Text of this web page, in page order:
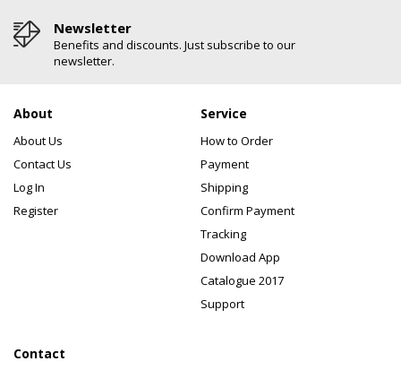
Newsletter
Benefits and discounts. Just subscribe to our
newsletter.
About
About Us
Contact Us
Log In
Register
Service
How to Order
Payment
Shipping
Confirm Payment
Tracking
Download App
Catalogue 2017
Support
Contact